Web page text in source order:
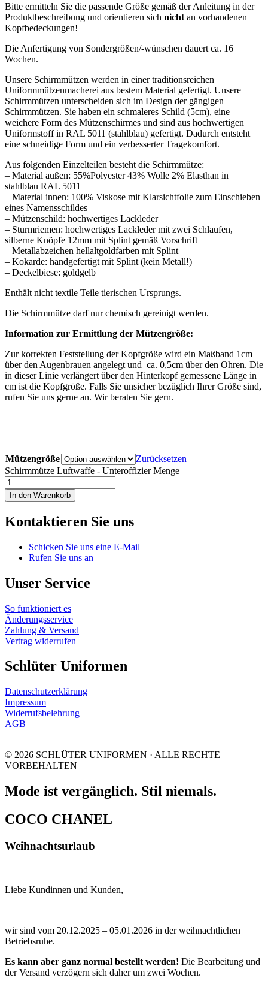
Bitte ermitteln Sie die passende Größe gemäß der Anleitung in der
Produktbeschreibung und orientieren sich nicht an vorhandenen
Kopfbedeckungen!
Die Anfertigung von Sondergrößen/-wünschen dauert ca. 16
Wochen.
Unsere Schirmmützen werden in einer traditionsreichen
Uniformmützenmacherei aus bestem Material gefertigt. Unsere
Schirmmützen unterscheiden sich im Design der gängigen
Schirmmützen. Sie haben ein schmaleres Schild (5cm), eine
weichere Form des Mützenschirmes und sind aus hochwertigen
Uniformstoff in RAL 5011 (stahlblau) gefertigt. Dadurch entsteht
eine schneidige Form und ein verbesserter Tragekomfort.
Aus folgenden Einzelteilen besteht die Schirmmütze:
– Material außen: 55%Polyester 43% Wolle 2% Elasthan in
stahlblau RAL 5011
– Material innen: 100% Viskose mit Klarsichtfolie zum Einschieben
eines Namensschildes
– Mützenschild: hochwertiges Lackleder
– Sturmriemen: hochwertiges Lackleder mit zwei Schlaufen,
silberne Knöpfe 12mm mit Splint gemäß Vorschrift
– Metallabzeichen hellaltgoldfarben mit Splint
– Kokarde: handgefertigt mit Splint (kein Metall!)
– Deckelbiese: goldgelb
Enthält nicht textile Teile tierischen Ursprungs.
Die Schirmmütze darf nur chemisch gereinigt werden.
Information zur Ermittlung der Mützengröße:
Zur korrekten Feststellung der Kopfgröße wird ein Maßband 1cm
über den Augenbrauen angelegt und ca. 0,5cm über den Ohren. Die
in dieser Linie verlängert über den Hinterkopf gemessene Länge in
cm ist die Kopfgröße. Falls Sie unsicher bezüglich Ihrer Größe sind,
rufen Sie uns gerne an. Wir beraten Sie gern.
Mützengröße
Zurücksetzen
Schirmmütze Luftwaffe - Unteroffizier Menge
In den Warenkorb
Kontaktieren Sie uns
Schicken Sie uns eine E-Mail
Rufen Sie uns an
Unser Service
So funktioniert es
Änderungsservice
Zahlung & Versand
Vertrag widerrufen
Schlüter Uniformen
Datenschutzerklärung
Impressum
Widerrufsbelehrung
AGB
© 2026 SCHLÜTER UNIFORMEN · ALLE RECHTE
VORBEHALTEN
Mode ist vergänglich. Stil niemals.
COCO CHANEL
Weihnachtsurlaub
Liebe Kundinnen und Kunden,
wir sind vom 20.12.2025 – 05.01.2026 in der weihnachtlichen
Betriebsruhe.
Es kann aber ganz normal bestellt werden! Die Bearbeitung und
der Versand verzögern sich daher um zwei Wochen.